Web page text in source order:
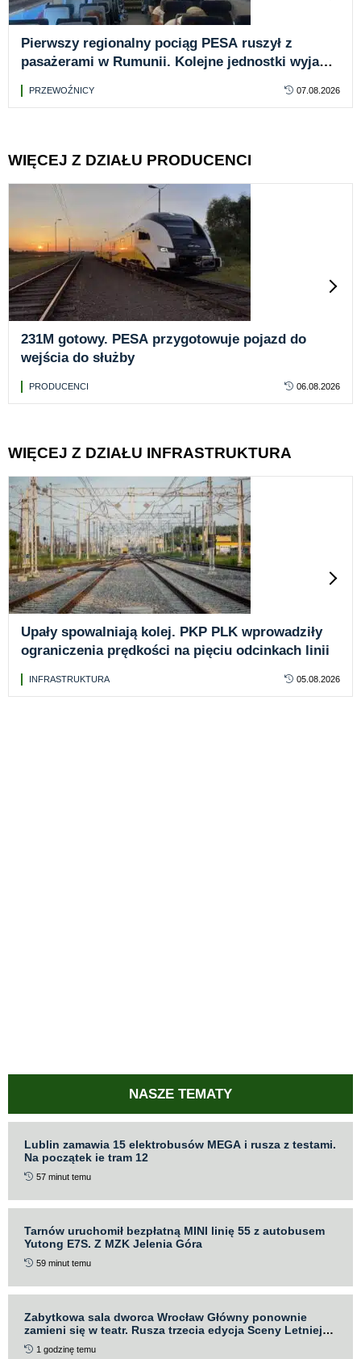
Pierwszy regionalny pociąg PESA ruszył z
pasażerami w Rumunii. Kolejne jednostki wyjadą
PRZEWOŹNICY 07.08.2026
WIĘCEJ Z DZIAŁU PRODUCENCI
231M gotowy. PESA przygotowuje pojazd do
wejścia do służby
PRODUCENCI 06.08.2026
WIĘCEJ Z DZIAŁU INFRASTRUKTURA
Upały spowalniają kolej. PKP PLK wprowadziły
ograniczenia prędkości na pięciu odcinkach linii
INFRASTRUKTURA 05.08.2026
NASZE TEMATY
Lublin zamawia 15 elektrobusów MEGA i rusza z testami.
Na początek ie tram 12
57 minut temu
Tarnów uruchomił bezpłatną MINI linię 55 z autobusem
Yutong E7S. Z MZK Jelenia Góra
59 minut temu
Zabytkowa sala dworca Wrocław Główny ponownie
zamieni się w teatr. Rusza trzecia edycja Sceny Letniej
Teatru „Po Kolei”
1 godzinę temu